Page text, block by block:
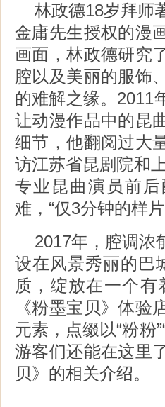
林政德18岁拜师
金庸先生授权的漫
画面，林政德研究
腔以及美丽的服饰
的难解之缘。2011
让动漫作品中的昆
细节，他翻阅过大
访江苏省昆剧院和
专业昆曲演员前
难，“仅3分钟的样
2017年，腔调浓
设在风景秀丽的巴
质，绽放在一个
《粉墨宝贝》体
元素，点缀以“粉粉
游客们还能在这里
贝》的相关介绍。